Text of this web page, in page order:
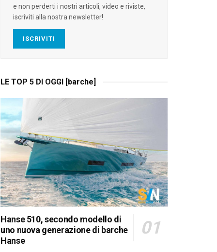
e non perderti i nostri articoli, video e riviste,
iscriviti alla nostra newsletter!
ISCRIVITI
LE TOP 5 DI OGGI [barche]
Hanse 510, secondo modello di
uno nuova generazione di barche
Hanse